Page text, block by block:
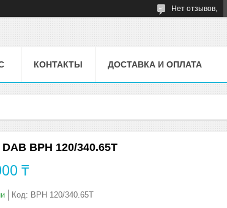
Нет отзывов,
КОНТАКТЫ ДОСТАВКА И ОПЛАТА
BPH 120/340.65Т
₸
Код: BPH 120/340.65Т